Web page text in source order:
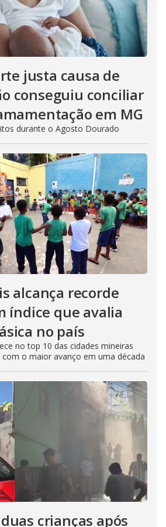
justa causa de
conseguiu conciliar
em MG
durante o Agosto Dourado
alcança recorde
índice que avalia
no país
no top 10 das cidades mineiras
o maior avanço em uma década
crianças após